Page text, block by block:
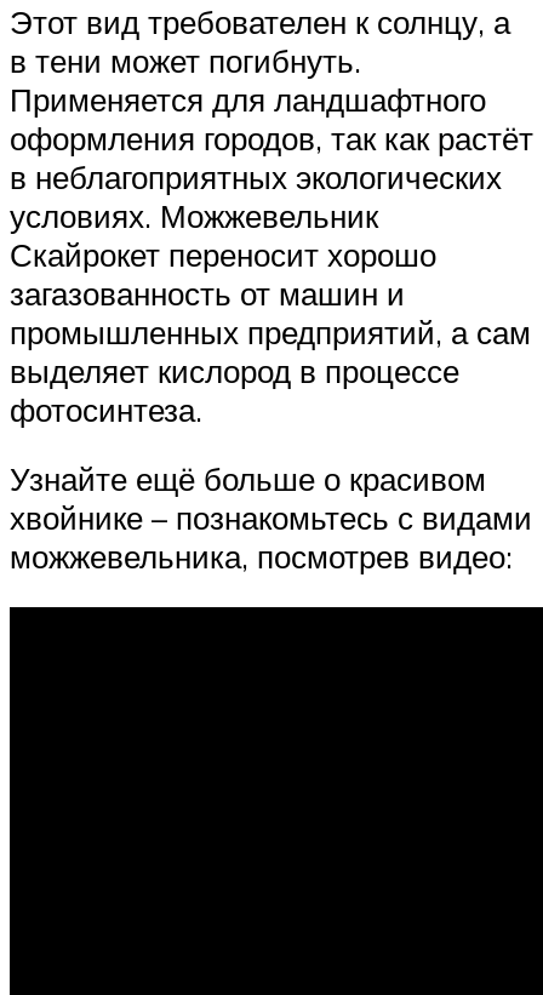
Этот вид требователен к солнцу, а
в тени может погибнуть.
Применяется для ландшафтного
оформления городов, так как растёт
в неблагоприятных экологических
условиях. Можжевельник
Скайрокет переносит хорошо
загазованность от машин и
промышленных предприятий, а сам
выделяет кислород в процессе
фотосинтеза.
Узнайте ещё больше о красивом
хвойнике – познакомьтесь с видами
можжевельника, посмотрев видео: